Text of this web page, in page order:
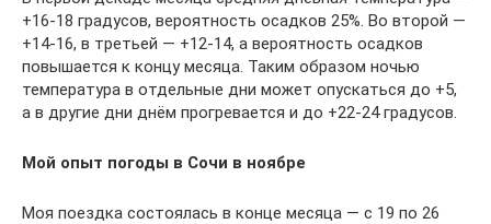
+16-18 градусов, вероятность осадков 25%. Во второй —
+14-16, в третьей — +12-14, а вероятность осадков
повышается к концу месяца. Таким образом ночью
температура в отдельные дни может опускаться до +5,
а в другие дни днём прогревается и до +22-24 градусов.
Мой опыт погоды в Сочи в ноябре
Моя поездка состоялась в конце месяца — с 19 по 26